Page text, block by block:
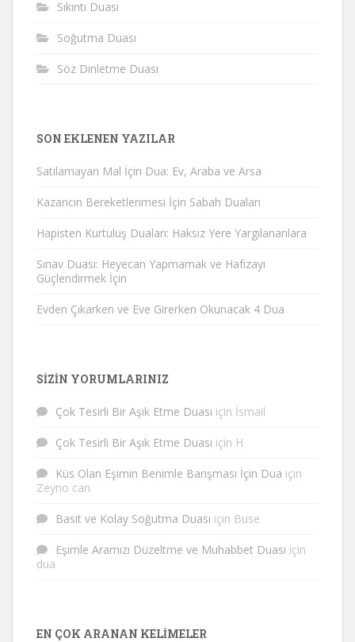
Sıkıntı Duası
Soğutma Duası
Söz Dinletme Duası
SON EKLENEN YAZILAR
Satılamayan Mal İçin Dua: Ev, Araba ve Arsa
Kazancın Bereketlenmesi İçin Sabah Duaları
Hapisten Kurtuluş Duaları: Haksız Yere Yargılananlara
Sınav Duası: Heyecan Yapmamak ve Hafızayı
Güçlendirmek İçin
Evden Çıkarken ve Eve Girerken Okunacak 4 Dua
SIZIN YORUMLARINIZ
Çok Tesirli Bir Aşık Etme Duası için İsmail
Çok Tesirli Bir Aşık Etme Duası için H
Küs Olan Eşimin Benimle Barışması İçin Dua için
Zeyno can
Basit ve Kolay Soğutma Duası için Buse
Eşimle Aramızı Düzeltme ve Muhabbet Duası için
dua
EN ÇOK ARANAN KELIMELER